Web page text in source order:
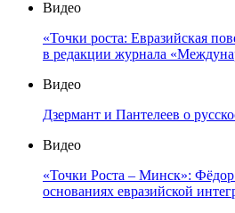
Видео
«Точки роста: Евразийская
в редакции журнала
Видео
Дзермант и Пантелеев о
Видео
«Точки Роста – Минск»:
основаниях евразийской